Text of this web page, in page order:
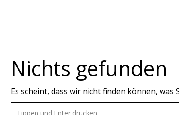
Nichts gefunden
Es scheint, dass wir nicht finden können, was
Search: